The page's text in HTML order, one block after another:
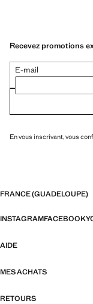
Recevez promotions
E-mail
En vous inscrivant, vous
FRANCE (GUADELOUPE)
INSTAGRAMFACEBOOK
AIDE
MES ACHATS
RETOURS